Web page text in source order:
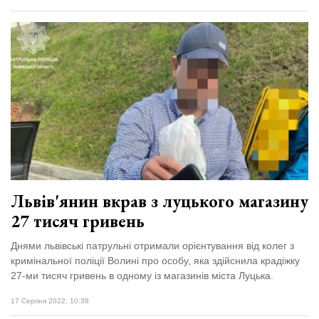
Львів'янин вкрав з луцького магазину
27 тисяч гривень
Днями львівські патрульні отримали орієнтування від колег з
кримінальної поліції Волині про особу, яка здійснила крадіжку
27-ми тисяч гривень в одному із магазинів міста Луцька.
17 Серпня 2022, 10:38